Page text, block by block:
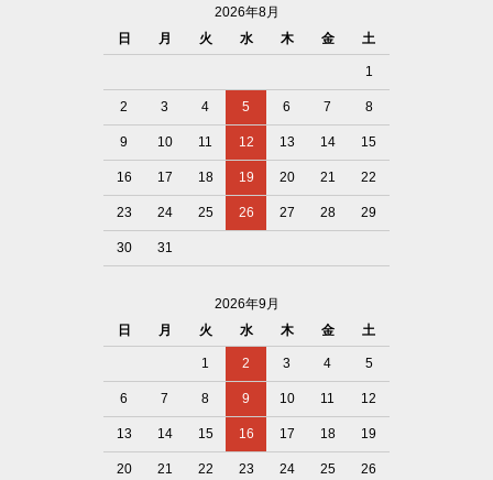
2026年8月
日
月 火 水 木 金 土
1
2 3 4 5 6 7 8
9 10 11 12 13 14 15
16 17 18 19 20 21 22
23 24 25 26 27 28 29
30 31
2026年9月
日
月 火 水 木 金 土
1 2 3 4 5
6 7 8 9 10 11 12
13 14 15 16 17 18 19
20 21 22 23 24 25 26